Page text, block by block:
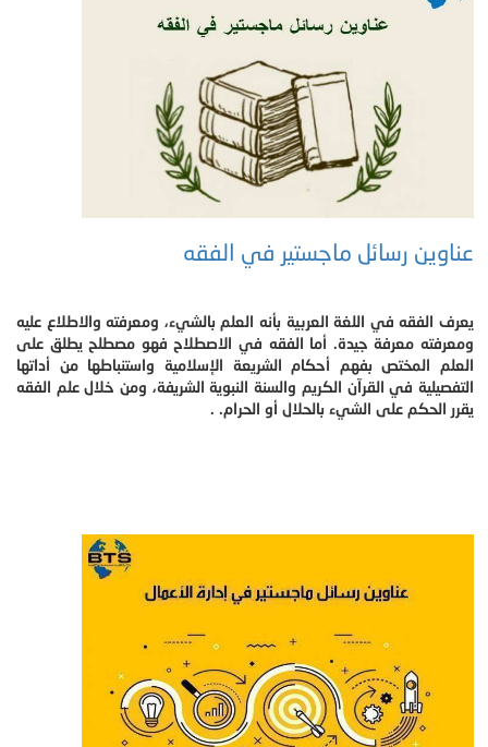
عناوين رسائل ماجستير في الفقه
يعرف الفقه في اللغة العربية بأنه العلم بالشيء، ومعرفته والاطلاع عليه
ومعرفته معرفة جيدة. أما الفقه في الاصطلاح فهو مصطلح يطلق على
العلم المختص بفهم أحكام الشريعة الإسلامية واستنباطها من أداتها
التفصيلية في القرآن الكريم والسنة النبوية الشريفة، ومن خلال علم الفقه
يقرر الحكم على الشيء بالحلال أو الحرام. .